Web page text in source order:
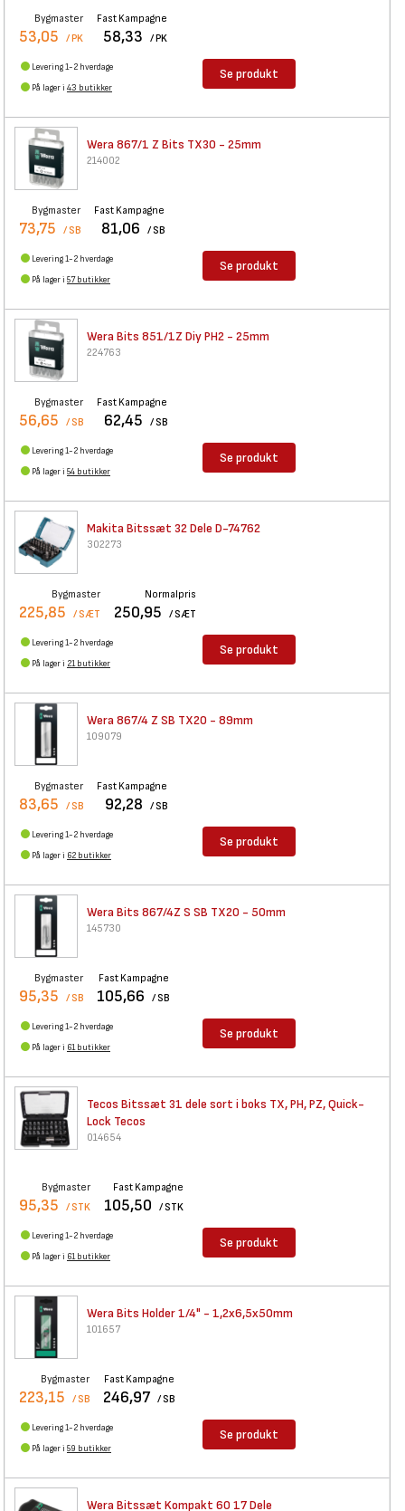
Bygmaster
53,05 / PK
Fast Kampagne
58,33 / PK
Levering 1-2 hverdage
På lager i 43 butikker
Se produkt
Wera 867/1 Z Bits TX30 - 25mm
214002
Bygmaster
73,75 / SB
Fast Kampagne
81,06 / SB
Levering 1-2 hverdage
På lager i 57 butikker
Se produkt
Wera Bits 851/1Z Diy PH2 - 25mm
224763
Bygmaster
56,65 / SB
Fast Kampagne
62,45 / SB
Levering 1-2 hverdage
På lager i 54 butikker
Se produkt
Makita Bitssæt 32 Dele D-74762
302273
Bygmaster
225,85 / SÆT
Normalpris
250,95 / SÆT
Levering 1-2 hverdage
På lager i 21 butikker
Se produkt
Wera 867/4 Z SB TX20 - 89mm
109079
Bygmaster
83,65 / SB
Fast Kampagne
92,28 / SB
Levering 1-2 hverdage
På lager i 62 butikker
Se produkt
Wera Bits 867/4Z S SB TX20 - 50mm
145730
Bygmaster
95,35 / SB
Fast Kampagne
105,66 / SB
Levering 1-2 hverdage
På lager i 61 butikker
Se produkt
Tecos Bitssæt 31 dele sort i boks TX, PH, PZ, Quick-
Lock Tecos
014654
Bygmaster
95,35 / STK
Fast Kampagne
105,50 / STK
Levering 1-2 hverdage
På lager i 61 butikker
Se produkt
Wera Bits Holder 1/4" - 1,2x6,5x50mm
101657
Bygmaster
223,15 / SB
Fast Kampagne
246,97 / SB
Levering 1-2 hverdage
På lager i 59 butikker
Se produkt
Wera Bitssæt Kompakt 60 17Dele